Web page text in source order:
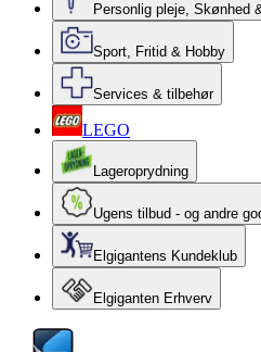
Personlig pleje, Skønhed
Sport, Fritid & Hobby
Services & tilbehør
LEGO
Lageroprydning
Ugens tilbud - og andre
Elgigantens Kundeklub
Elgiganten Erhverv